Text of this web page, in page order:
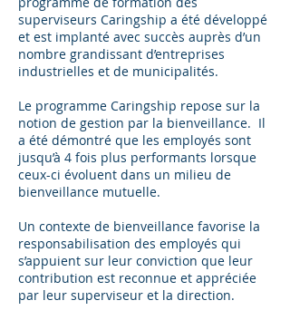
superviseurs Caringship a été développé
et est implanté avec succès auprès d’un
nombre grandissant d’entreprises
industrielles et de municipalités.
Le programme Caringship repose sur la
notion de gestion par la bienveillance. Il
a été démontré que les employés sont
jusqu’à 4 fois plus performants lorsque
ceux-ci évoluent dans un milieu de
bienveillance mutuelle.
Un contexte de bienveillance favorise la
responsabilisation des employés qui
s’appuient sur leur conviction que leur
contribution est reconnue et appréciée
par leur superviseur et la direction.